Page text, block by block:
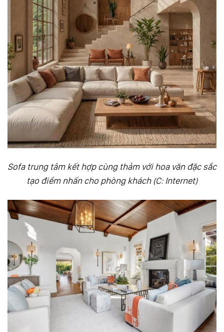
Sofa trung tâm kết hợp cùng thảm với hoa văn đặc sắc
tạo điểm nhấn cho phòng khách (C: Internet)